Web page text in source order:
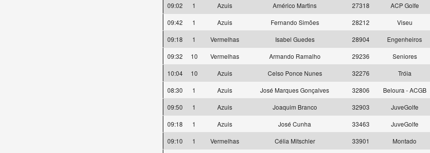
09:02
1 Azuis Américo Martins 27318 ACP Golfe
09:42
1 Azuis Fernando Simões 28212 Viseu
09:18
1 Vermelhas Isabel Guedes 28904 Engenheiros
09:32
10 Vermelhas Armando Ramalho 29236 Seniores
10:04
10 Azuis Celso Ponce Nunes 32276 Tróia
08:30
1 Azuis José Marques Gonçalves 32806 Beloura - ACGB
09:50
1 Azuis Joaquim Branco 32903 JuveGolfe
09:18
1 Azuis José Cunha 33463 JuveGolfe
09:10
1 Vermelhas Célia Mitschler 33901 Montado